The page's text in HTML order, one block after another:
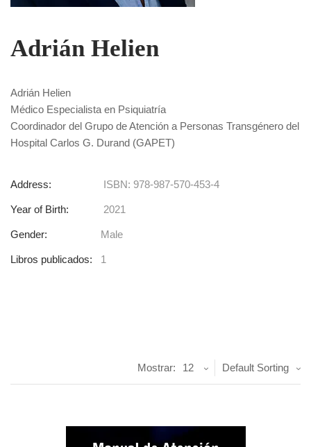
Adrián Helien
Adrián Helien
Médico Especialista en Psiquiatría
Coordinador del Grupo de Atención a Personas Transgénero del
Hospital Carlos G. Durand (GAPET)
Address: ISBN: 978-987-570-453-4
Year of Birth: 2021
Gender: Male
Libros publicados: 1
Default Sorting
Mostrar: 12